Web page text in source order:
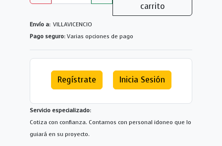
carrito
Envío a: VILLAVICENCIO
Pago seguro: Varias opciones de pago
Regístrate Inicia Sesión
Servicio especializado:
Cotiza con confianza. Contamos con personal idoneo que lo
guiará en su proyecto.